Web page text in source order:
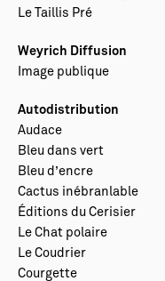
Le Taillis Pré
Weyrich Diffusion
Image publique
Autodistribution
Audace
Bleu dans vert
Bleu d’encre
Cactus inébranlable
Éditions du Cerisier
Le Chat polaire
Le Coudrier
Courgette